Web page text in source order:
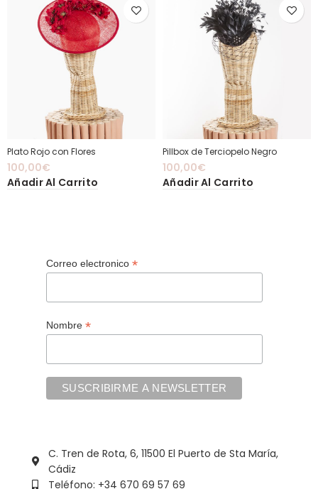
Plato Rojo con Flores
100,00€
Añadir Al Carrito
Pillbox de Terciopelo Negro
100,00€
Añadir Al Carrito
Correo electronico *
Nombre *
C. Tren de Rota, 6, 11500 El Puerto de Sta María,
Cádiz
Teléfono: +34 670 69 57 69